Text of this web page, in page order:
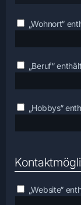
„Wohnort“
„Beruf“
„Hobbys“
„Website“